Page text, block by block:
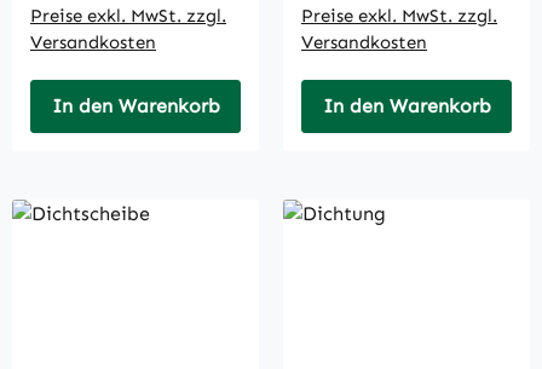
Preise exkl. MwSt. zzgl.
Versandkosten
In den Warenkorb
Preise exkl. MwSt. zzgl.
Versandkosten
In den Warenkorb